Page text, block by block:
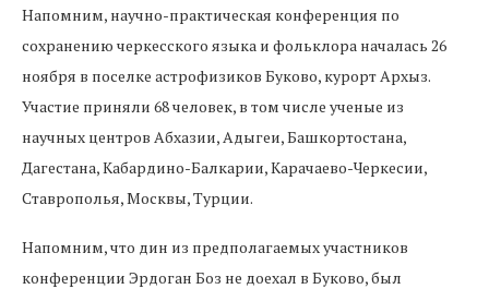
Напомним, научно-практическая конференция по
сохранению черкесского языка и фольклора началась 26
ноября в поселке астрофизиков Буково, курорт Архыз.
Участие приняли 68 человек, в том числе ученые из
научных центров Абхазии, Адыгеи, Башкортостана,
Дагестана, Кабардино-Балкарии, Карачаево-Черкесии,
Ставрополья, Москвы, Турции.
Напомним, что дин из предполагаемых участников
конференции Эрдоган Боз не доехал в Буково, был